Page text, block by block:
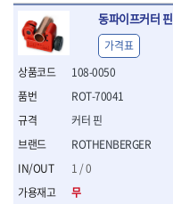
- 절연볼트커터
- 절연아답타
- 절연펀치
- 방폭연결대
- 방폭옵셋렌치
- 방폭니퍼
- 방폭펜치
- 방폭가위
- 방폭렌치
동파이프커터 핀
108-0050
ROTHENBERGER
1 / 0
무
ROT-70041
커터 핀
가격표